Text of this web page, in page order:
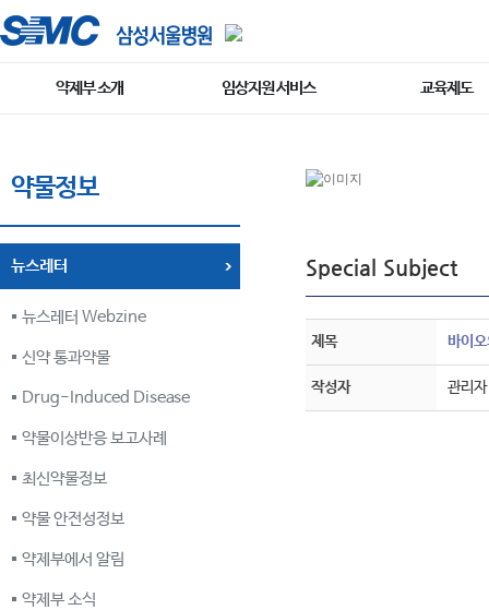
약제부 소개 임상지원 서비스 교육제도
약물정보
뉴스레터
뉴스레터 Webzine
신약 통과약물
Drug-Induced Disease
약물이상반응 보고사례
최신약물정보
약물 안전성정보
약제부에서 알림
약제부 소식
Special Subject
제목 바이
작성자 관리자